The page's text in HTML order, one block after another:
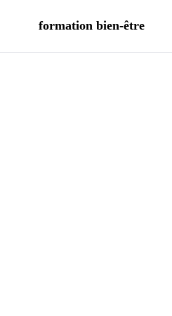
formation bien-être